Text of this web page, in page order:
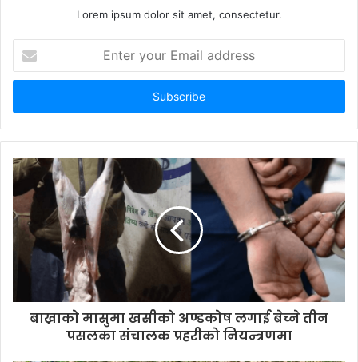
Lorem ipsum dolor sit amet, consectetur.
t
r
y
u
r
E
m
बाख्राको मासुमा खसीको अण्डकोष लगाई बेच्ने तीन
पसलका संचालक प्रहरीको नियन्त्रणमा